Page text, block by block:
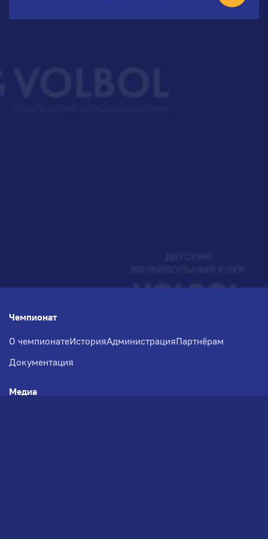
Чемпионат
О чемпионатеИсторияАдминистрацияПартнёрам
Документация
Медиа